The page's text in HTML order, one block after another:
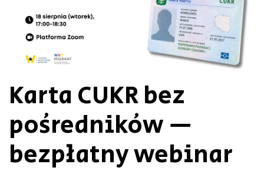
Karta CUKR bez
pośredników —
bezpłatny webinar